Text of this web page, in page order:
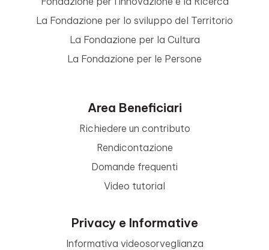
La Fondazione per lo sviluppo del Territorio
La Fondazione per la Cultura
La Fondazione per le Persone
Area Beneficiari
Richiedere un contributo
Rendicontazione
Domande frequenti
Video tutorial
Privacy e Informative
Informativa videosorveglianza